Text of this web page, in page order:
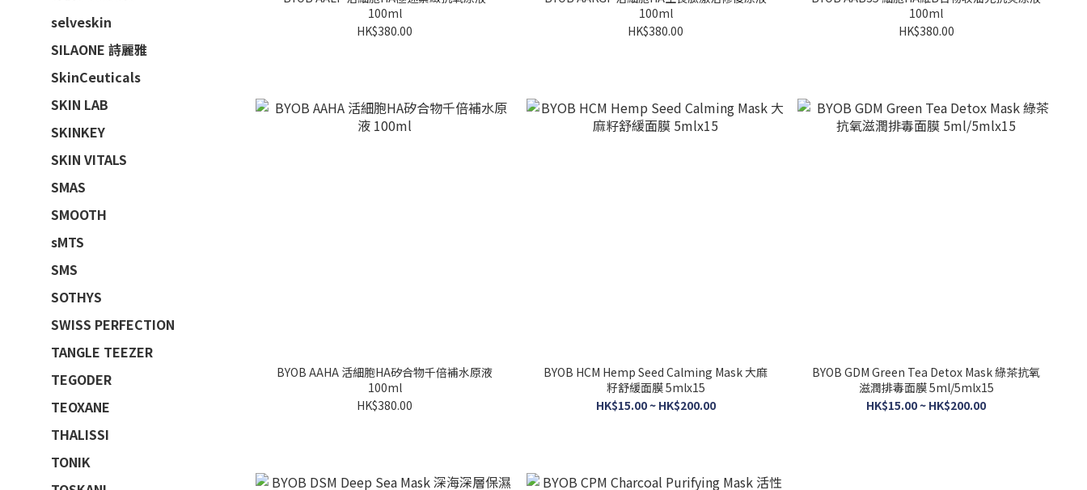
selveskin
SILAONE 詩麗雅
SkinCeuticals
SKIN LAB
SKINKEY
SKIN VITALS
SMAS
SMOOTH
sMTS
SMS
SOTHYS
SWISS PERFECTION
TANGLE TEEZER
TEGODER
TEOXANE
THALISSI
TONIK
100ml
HK$380.00
100ml
HK$380.00
100ml
HK$380.00
BYOB AAHA 活細胞HA矽合物千倍補水原液
100ml
HK$380.00
BYOB HCM Hemp Seed Calming Mask 大麻
籽舒緩面膜 5mlx15
HK$15.00 ~ HK$200.00
BYOB GDM Green Tea Detox Mask 綠茶抗氧
滋潤排毒面膜 5ml/5mlx15
HK$15.00 ~ HK$200.00